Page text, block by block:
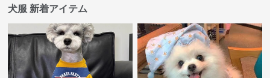
犬服 新着アイテム